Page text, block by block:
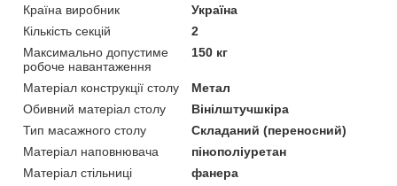
Країна виробник
Україна
Кількість секцій
2
Максимально допустиме
робоче навантаження
150 кг
Матеріал конструкції столу
Метал
Обивний матеріал столу
Вінілштучшкіра
Тип масажного столу
Складаний (переносний)
Матеріал наповнювача
пінополіуретан
Матеріал стільниці
фанера